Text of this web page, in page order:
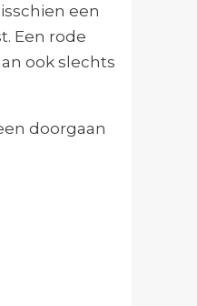
een
Een rode
ook slechts
doorgaan